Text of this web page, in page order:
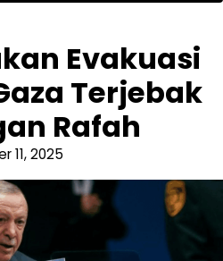
Evakuasi
Terjebak
Rafah
11, 2025